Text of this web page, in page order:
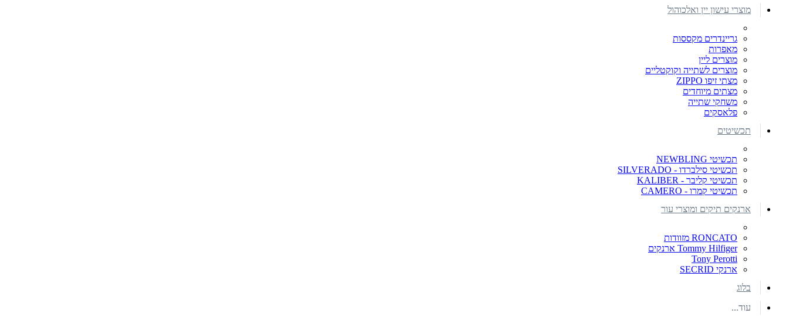
מוצרי עישון יין ואלכוהול
גריינדרים מקססות
מאפרות
מוצרים ליין
מוצרים לשתייה וקוקטליים
מצתי זיפו ZIPPO
מצתים מיוחדים
משחקי שתייה
פלאסקים
תכשיטים
תכשיטי NEWBLING
תכשיטי סילברדו - SILVERADO
תכשיטי קליבר - KALIBER
תכשיטי קמרו - CAMERO
ארנקים תיקים ומוצרי עור
RONCATO מזוודות
Tommy Hilfiger ארנקים
Tony Perotti
ארנקי SECRID
בלוג
עוד...